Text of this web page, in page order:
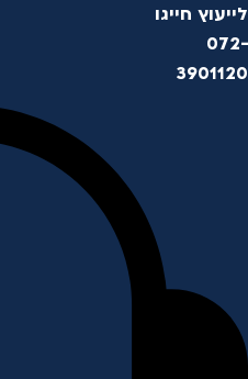
לייעוץ חייגו
072-
3901120